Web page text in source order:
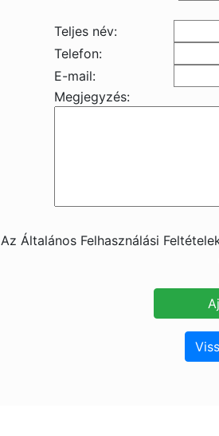
Teljes név:
Telefon:
E-mail:
Megjegyzés:
Az Általános Felhasználási